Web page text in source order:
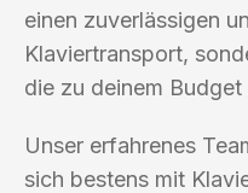
einen zuverlässigen
Klaviertransport,
die zu deinem Budget
Unser erfahrenes
sich bestens mit